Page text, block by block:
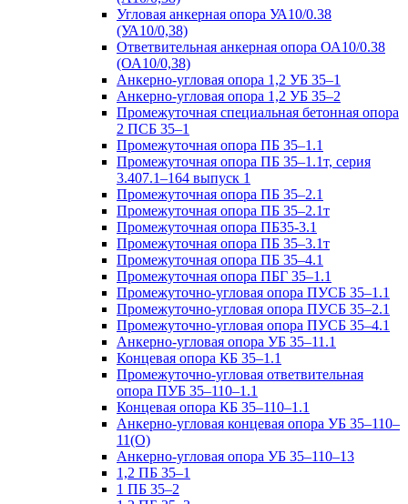
Угловая анкерная опора УА10/0.38
(УА10/0,38)
Ответвительная анкерная опора ОА10/0.38
(ОА10/0,38)
Анкерно-угловая опора 1,2 УБ 35–1
Анкерно-угловая опора 1,2 УБ 35–2
Промежуточная специальная бетонная опора
2 ПСБ 35–1
Промежуточная опора ПБ 35–1.1
Промежуточная опора ПБ 35–1.1т, серия
3.407.1–164 выпуск 1
Промежуточная опора ПБ 35–2.1
Промежуточная опора ПБ 35–2.1т
Промежуточная опора ПБ35-3.1
Промежуточная опора ПБ 35–3.1т
Промежуточная опора ПБ 35–4.1
Промежуточная опора ПБГ 35–1.1
Промежуточно-угловая опора ПУСБ 35–1.1
Промежуточно-угловая опора ПУСБ 35–2.1
Промежуточно-угловая опора ПУСБ 35–4.1
Анкерно-угловая опора УБ 35–11.1
Концевая опора КБ 35–1.1
Промежуточно-угловая ответвительная
опора ПУБ 35–110–1.1
Концевая опора КБ 35–110–1.1
Анкерно-угловая концевая опора УБ 35–110–
11(О)
Анкерно-угловая опора УБ 35–110–13
1,2 ПБ 35–1
1 ПБ 35–2